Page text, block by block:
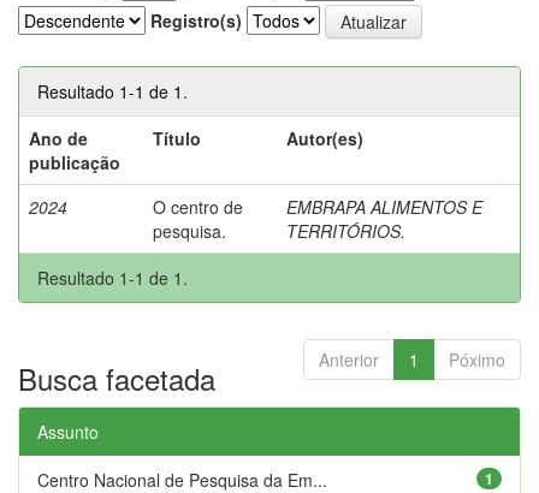
Registro(s)
Resultado 1-1 de 1.
Ano de
publicação
Título Autor(es)
2024
O centro de
pesquisa.
EMBRAPA ALIMENTOS E
TERRITÓRIOS.
Resultado 1-1 de 1.
Anterior 1 Póximo
Busca facetada
Assunto
1
Centro Nacional de Pesquisa da Em...